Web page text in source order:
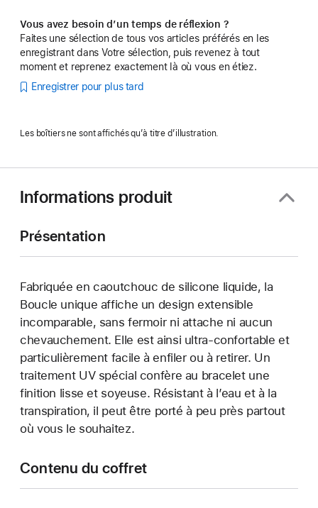
Vous avez besoin d’un temps de réflexion ?
Faites une sélection de tous vos articles préférés en les
enregistrant dans Votre sélection, puis revenez à tout
moment et reprenez exactement là où vous en étiez.
Enregistrer pour plus tard
Les boîtiers ne sont affichés qu’à titre d’illustration.
Informations produit
Présentation
Fabriquée en caoutchouc de silicone liquide, la
Boucle unique affiche un design extensible
incomparable, sans fermoir ni attache ni aucun
chevauchement. Elle est ainsi ultra-confortable et
particulièrement facile à enfiler ou à retirer. Un
traitement UV spécial confère au bracelet une
finition lisse et soyeuse. Résistant à l’eau et à la
transpiration, il peut être porté à peu près partout
où vous le souhaitez.
Contenu du coffret